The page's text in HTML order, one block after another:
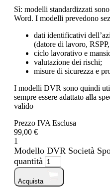
Sì: modelli standardizzati
Word. I modelli prevedono
dati identificativi
(datore di lavoro,
ciclo lavorativo e
valutazione dei rischi;
misure di sicurezza e
I modelli DVR sono quindi
sempre essere adattato alla
valido
Prezzo IVA Esclusa
99,00 €
1
Modello DVR Società
quantità
Acquista